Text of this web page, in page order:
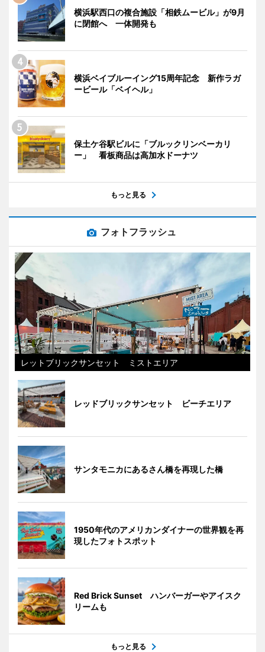
横浜駅西口の複合施設「相鉄ムービル」が9月
に閉館へ 一体開発も
横浜ベイブルーイング15周年記念 新作ラガ
ービール「ベイヘル」
保土ケ谷駅ビルに「ブルックリンベーカリ
ー」 看板商品は高加水ドーナツ
もっと見る
フォトフラッシュ
レットブリックサンセット ミストエリア
レッドブリックサンセット ビーチエリア
サンタモニカにあるさん橋を再現した橋
1950年代のアメリカンダイナーの世界観を再
現したフォトスポット
Red Brick Sunset ハンバーガーやアイスク
リームも
もっと見る